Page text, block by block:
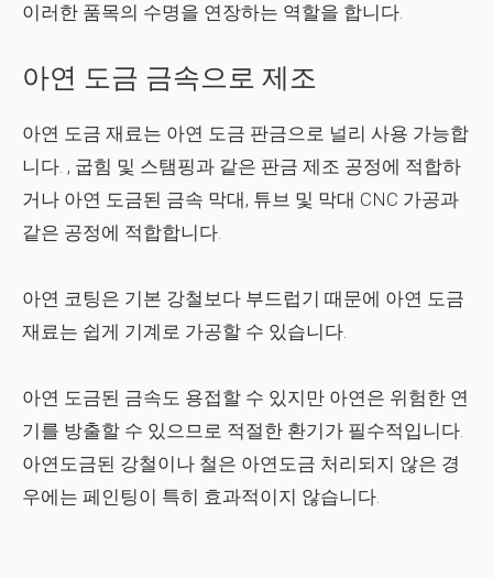
이러한 품목의 수명을 연장하는 역할을 합니다.
아연 도금 금속으로 제조
아연 도금 재료는 아연 도금 판금으로 널리 사용 가능합
니다. , 굽힘 및 스탬핑과 같은 판금 제조 공정에 적합하
거나 아연 도금된 금속 막대, 튜브 및 막대 CNC 가공과
같은 공정에 적합합니다.
아연 코팅은 기본 강철보다 부드럽기 때문에 아연 도금
재료는 쉽게 기계로 가공할 수 있습니다.
아연 도금된 금속도 용접할 수 있지만 아연은 위험한 연
기를 방출할 수 있으므로 적절한 환기가 필수적입니다.
아연도금된 강철이나 철은 아연도금 처리되지 않은 경
우에는 페인팅이 특히 효과적이지 않습니다.